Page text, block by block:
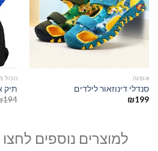
אופנה
סנדלי דינוזאור לילדים
₪199
הכול
תיק
194
למוצרים נוספים